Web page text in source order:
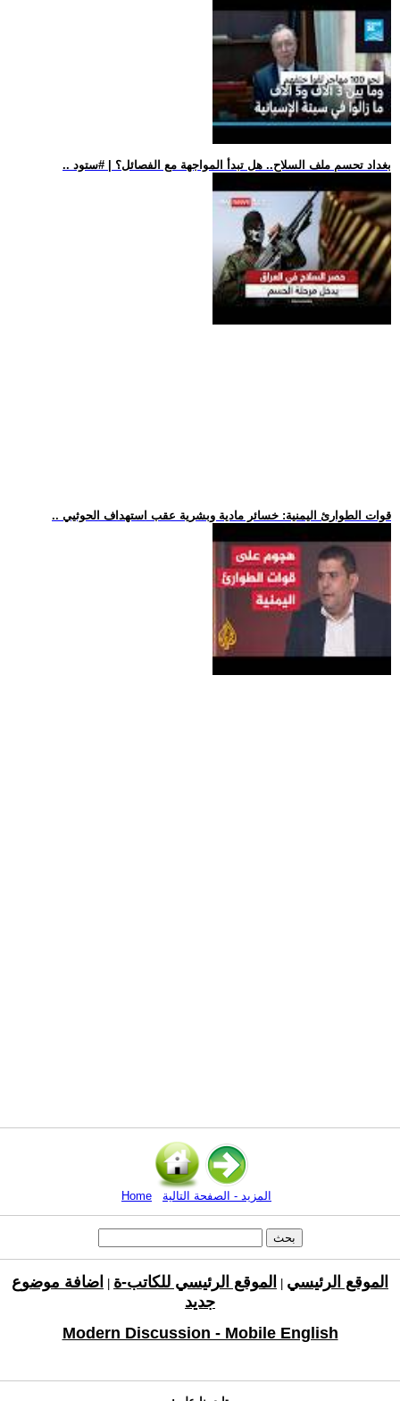
.. بغداد تحسم ملف السلاح.. هل تبدأ المواجهة مع الفصائل؟ | #ستود
.. قوات الطوارئ اليمنية: خسائر مادية وبشرية عقب استهداف الحوثيي
Home المزيد - الصفحة التالية
الموقع الرئيسي الموقع الرئيسي للكاتب-ة
اضافة موضوع
جديد
Modern Discussion - Mobile English